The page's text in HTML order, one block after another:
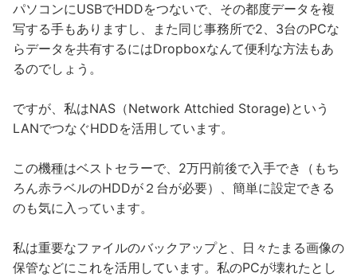
パソコンにUSBでHDDをつないで、その都度データを複
写する手もありますし、また同じ事務所で2、3台のPCな
らデータを共有するにはDropboxなんて便利な方法もあ
るのでしょう。
ですが、私はNAS（Network Attchied Storage)という
LANでつなぐHDDを活用しています。
この機種はベストセラーで、2万円前後で入手でき（もち
ろん赤ラベルのHDDが２台が必要）、簡単に設定できる
のも気に入っています。
私は重要なファイルのバックアップと、日々たまる画像の
保管などにこれを活用しています。私のPCが壊れたとし